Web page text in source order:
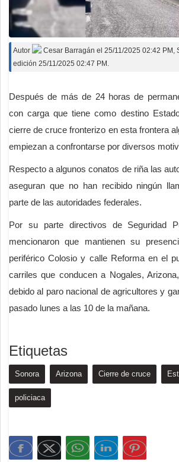
Autor Cesar Barragán el 25/11/2025 02:42 PM
edición 25/11/2025 02:47 PM.
Después de más de 24 horas de
con carga que tiene como destino
cierre de cruce fronterizo en esta frontera
empiezan a confrontarse por diversos
Respecto a algunos conatos de riña las
aseguran que no han recibido ningún
parte de las autoridades federales.
Por su parte directivos de Seguridad
mencionaron que mantienen su
periférico Colosio y calle Reforma en el
carriles que conducen a Nogales,
debido al paro nacional de agricultores y
pasado lunes a las 10 de la mañana.
Etiquetas
Sonora Arizona Cierre de cruce
policiaca